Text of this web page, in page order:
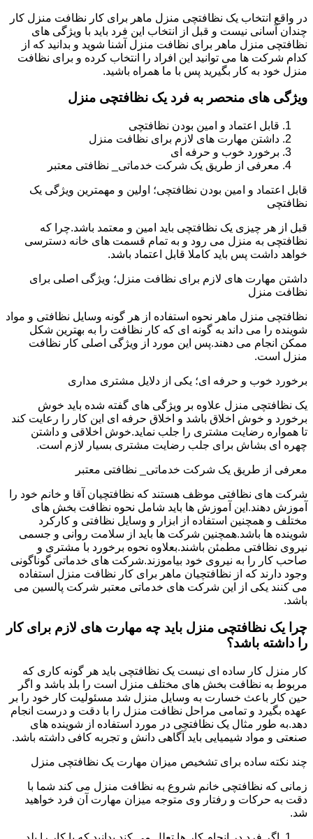
در واقع انتخاب یک نظافتچی منزل ماهر برای کار نظافت منزل کار
چندان آسانی نیست و قبل از انتخاب این فرد باید با ویژگی های
نظافتچی منزل ماهر برای نظافت منزل آشنا شوید و بدانید که از
کدام شرکت ها می توانید این افراد را انتخاب کرده و برای نظافت
منزل خود به کار بگیرید پس با ما همراه باشید.
ویژگی های منحصر به فرد یک نظافتچی منزل
قابل اعتماد و امین بودن نظافتچی
داشتن مهارت های لازم برای نظافت منزل
برخورد خوب و حرفه ای
معرفی از طریق یک شرکت خدماتی_ نظافتی معتبر
قابل اعتماد و امین بودن نظافتچی؛ اولین و مهمترین ویژگی یک
نظافتچی
قبل از هر چیزی یک نظافتچی باید امین و معتمد باشد.چرا که
نظافتچی به منزل می رود و به تمام قسمت های خانه دسترسی
خواهد داشت پس باید کاملا قابل اعتماد باشد.
داشتن مهارت های لازم برای نظافت منزل؛ ویژگی اصلی برای
نظافت منزل
نظافتچی منزل ماهر نحوه استفاده از هر گونه وسایل نظافتی و مواد
شوینده را می داند به گونه ای که کار نظافت را به بهترین شکل
ممکن انجام می دهند.پس این مورد از ویژگی اصلی کار نظافت
منزل است.
برخورد خوب و حرفه ای؛ یکی از دلایل مشتری مداری
یک نظافتچی منزل علاوه بر ویژگی های گفته شده باید خوش
برخورد و خوش اخلاق باشد و اخلاق حرفه ای این کار را رعایت کند
تا همواره رضایت مشتری را جلب نماید.خوش اخلاقی و داشتن
چهره ای بشاش برای جلب رضایت مشتری بسیار لازم است.
معرفی از طریق یک شرکت خدماتی_ نظافتی معتبر
شرکت های نظافتی موظف هستند که نظافتچیان آقا و خانم خود را
آموزش دهند.این آموزش ها باید شامل نحوه نظافت بخش های
مختلف و همچنین استفاده از ابزار و وسایل نظافتی و کارکرد
شوینده ها باشد.همچنین شرکت ها باید از سلامت روانی و جسمی
نیروی نظافتی مطمئن باشند.بعلاوه نحوه برخورد با مشتری و
صاحب کار را به نیروی خود بیاموزند.شرکت های خدماتی گوناگونی
وجود دارند که از نظافتچیان ماهر برای کار نظافت منزل استفاده
می کنند یکی از این شرکت های خدماتی معتبر شرکت پالسین می
باشد.
چرا یک نظافتچی منزل باید چه مهارت های لازم برای کار
را داشته باشد؟
کار منزل کار ساده ای نیست یک نظافتچی باید هر گونه کاری که
مربوط به نظافت بخش های مختلف منزل است را بلد باشد و اگر
حین کار باعث خسارت به وسایل منزل شد مسئولیت کار خود را بر
عهده بگیرد و تمامی مراحل نظافت منزل را با دقت و درست انجام
دهد.به طور مثال یک نظافتچی در مورد استفاده از شوینده های
صنعتی و مواد شیمیایی باید آگاهی دانش و تجربه کافی داشته باشد.
چند نکته ساده برای تشخیص میزان مهارت یک نظافتچی منزل
زمانی که نظافتچی خانم شروع به نظافت منزل می کند شما با
دقت به حرکات و رفتار وی متوجه میزان مهارت آن فرد خواهید
شد.